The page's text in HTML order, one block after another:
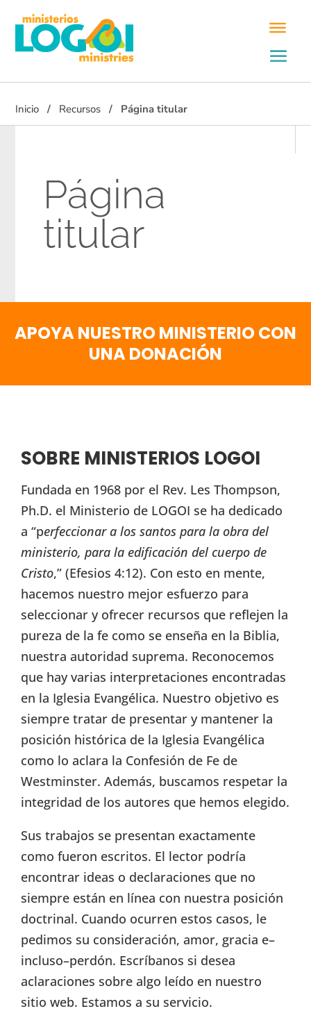
Inicio Recursos Página titular
Página
titular
APOYA NUESTRO MINISTERIO CON
UNA DONACIÓN
SOBRE MINISTERIOS LOGOI
Fundada en 1968 por el Rev. Les Thompson,
Ph.D. el Ministerio de LOGOI se ha dedicado
a “perfeccionar a los santos para la obra del
ministerio, para la edificación del cuerpo de
Cristo,” (Efesios 4:12). Con esto en mente,
hacemos nuestro mejor esfuerzo para
seleccionar y ofrecer recursos que reflejen la
pureza de la fe como se enseña en la Biblia,
nuestra autoridad suprema. Reconocemos
que hay varias interpretaciones encontradas
en la Iglesia Evangélica. Nuestro objetivo es
siempre tratar de presentar y mantener la
posición histórica de la Iglesia Evangélica
como lo aclara la Confesión de Fe de
Westminster. Además, buscamos respetar la
integridad de los autores que hemos elegido.
Sus trabajos se presentan exactamente
como fueron escritos. El lector podría
encontrar ideas o declaraciones que no
siempre están en línea con nuestra posición
doctrinal. Cuando ocurren estos casos, le
pedimos su consideración, amor, gracia e–
incluso–perdón. Escríbanos si desea
aclaraciones sobre algo leído en nuestro
sitio web. Estamos a su servicio.